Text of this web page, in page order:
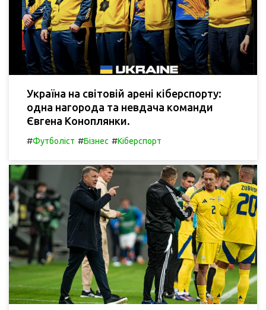
Україна на світовій арені кіберспорту:
одна нагорода та невдача команди
Євгена Коноплянки.
#Футболіст #Бізнес #Кіберспорт